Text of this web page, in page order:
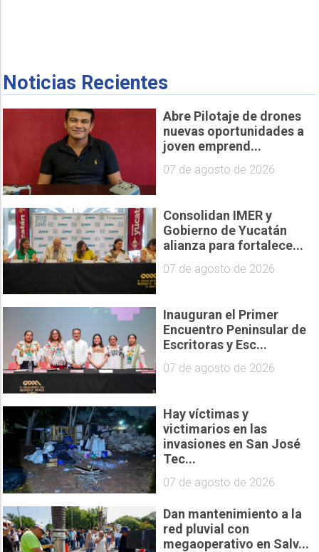
Noticias Recientes
Abre Pilotaje de drones
nuevas oportunidades a
joven emprend...
07 de agosto de 2026
Consolidan IMER y
Gobierno de Yucatán
alianza para fortalece...
07 de agosto de 2026
Inauguran el Primer
Encuentro Peninsular de
Escritoras y Esc...
07 de agosto de 2026
Hay víctimas y
victimarios en las
invasiones en San José
Tec...
07 de agosto de 2026
Dan mantenimiento a la
red pluvial con
megaoperativo en Salv...